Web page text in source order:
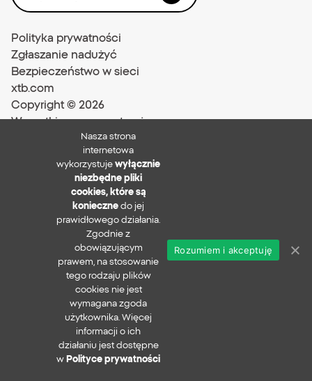
Copyright © 2026
Wszystkie prawa zastrzeżone
Polityka prywatności
Zgłaszanie nadużyć
Bezpieczeństwo w sieci
xtb.com
Nasza strona
internetowa
wykorzystuje wyłącznie
niezbędne pliki
cookies, które są
konieczne do jej
prawidłowego działania.
Zgodnie z
obowiązującym
prawem, na stosowanie
tego rodzaju plików
cookies nie jest
wymagana zgoda
użytkownika. Więcej
informacji o ich
działaniu jest dostępne
w Polityce prywatności
Rozumiem i akceptuję